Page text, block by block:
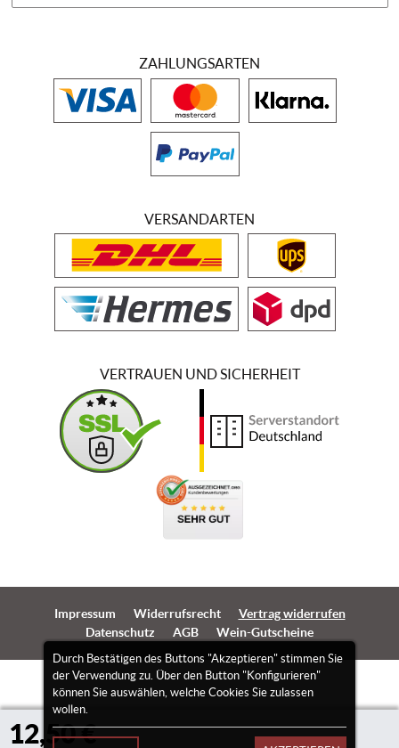
12,50 €
Durch Bestätigen des Buttons "Akzeptieren" stimmen Sie
der Verwendung zu. Über den Button "Konfigurieren"
können Sie auswählen, welche Cookies Sie zulassen
wollen.
ZAHLUNGSARTEN
VERSANDARTEN
VERTRAUEN UND SICHERHEIT
Impressum Widerrufsrecht
Vertrag widerrufen
Datenschutz
AGB Wein-Gutscheine